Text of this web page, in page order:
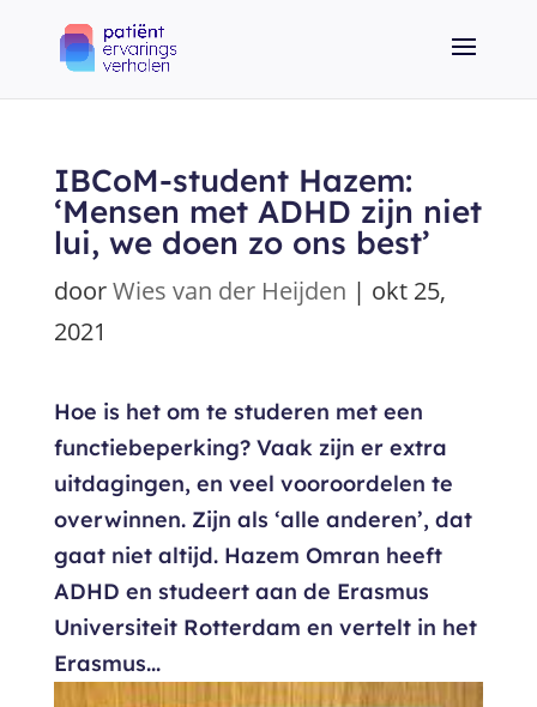
IBCoM-student Hazem:
‘Mensen met ADHD zijn niet
lui, we doen zo ons best’
doorWies van der Heijden | okt 25,
2021
Hoe is het om te studeren met een
functiebeperking? Vaak zijn er extra
uitdagingen, en veel vooroordelen te
overwinnen. Zijn als ‘alle anderen’, dat
gaat niet altijd. Hazem Omran heeft
ADHD en studeert aan de Erasmus
Universiteit Rotterdam en vertelt in het
Erasmus...